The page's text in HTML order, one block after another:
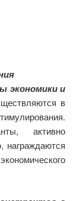
экономики и
в
активно
награждаются